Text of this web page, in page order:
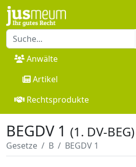
Anwälte
Artikel
Rechtsprodukte
BEGDV 1 (1. DV-BEG)
Gesetze B BEGDV 1